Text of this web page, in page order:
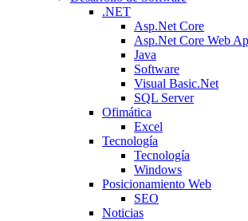
.NET
Asp.Net Core
Asp.Net Core Web
Java
Software
Visual Basic.Net
SQL Server
Ofimática
Excel
Tecnología
Tecnología
Windows
Posicionamiento Web
SEO
Noticias